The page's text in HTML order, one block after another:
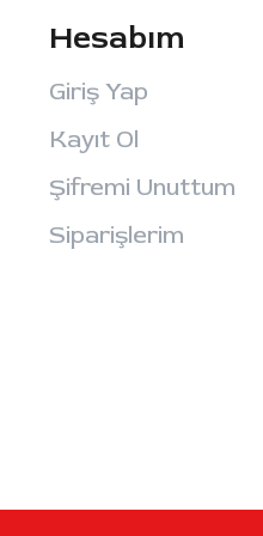
Hesabım
Giriş Yap
Kayıt Ol
Şifremi Unuttum
Siparişlerim